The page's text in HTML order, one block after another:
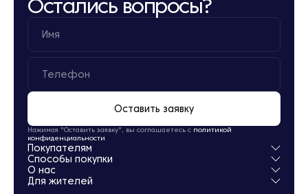
Остались вопросы?
Оставить заявку
Нажимая "Оставить заявку", вы соглашаетесь с политикой
конфиденциальности
Покупателям
Квартиры
Паркинг
Способы покупки
Ипотека
О нас
Для жителей